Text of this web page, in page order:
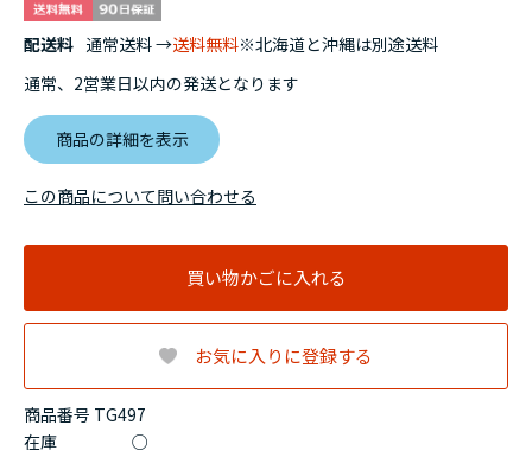
商品番号 TG497
在庫 ○
配送料 通常送料 →送料無料※北海道と沖縄は別途送料
通常、2営業日以内の発送となります
商品の詳細を表示
買い物かごに入れる
お気に入りに登録する
この商品について問い合わせる